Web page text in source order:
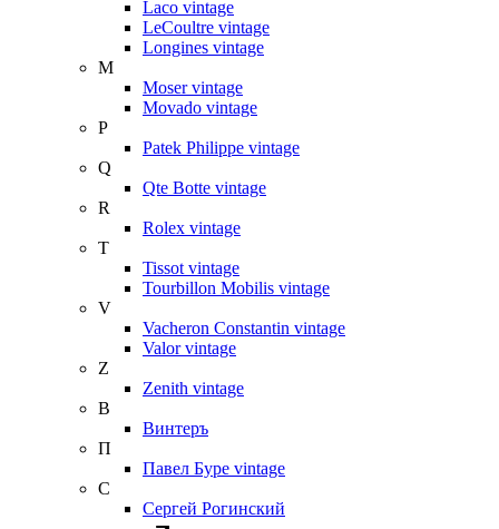
Laco vintage
LeCoultre vintage
Longines vintage
M
Moser vintage
Movado vintage
P
Patek Philippe vintage
Q
Qte Botte vintage
R
Rolex vintage
T
Tissot vintage
Tourbillon Mobilis vintage
V
Vacheron Constantin vintage
Valor vintage
Z
Zenith vintage
В
Винтеръ
П
Павел Буре vintage
С
Сергей Рогинский